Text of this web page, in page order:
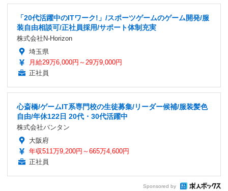
「20代活躍中のITワーク!」/スポーツゲームのゲーム開発/服
装自由相談可/正社員採用/サポート体制充実
株式会社N-Horizon
埼玉県
月給29万6,000円～29万9,000円
正社員
心斎橋/ゲームIT系専門校の生徒募集/リーダー候補/服装髪色
自由/年休122日 20代・30代活躍中
株式会社バンタン
大阪府
年収511万9,200円～665万4,600円
正社員
Sponsored by